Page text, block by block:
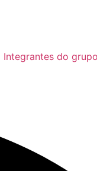
Integrantes do grupo